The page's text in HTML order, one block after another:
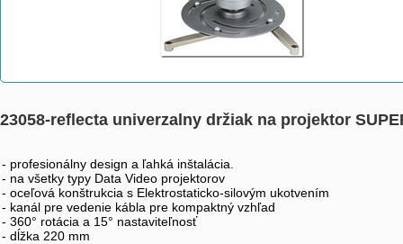
23058-reflecta univerzalny držiak na projektor
- profesionálny design a ľahká inštalácia.
- na všetky typy Data Video projektorov
- oceľová konštrukcia s Elektrostaticko-silovým ukotvením
- kanál pre vedenie kábla pre kompaktný vzhľad
- 360° rotácia a 15° nastaviteľnosť
- dĺžka 220 mm